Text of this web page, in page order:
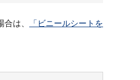
は、 「ビニールシートを